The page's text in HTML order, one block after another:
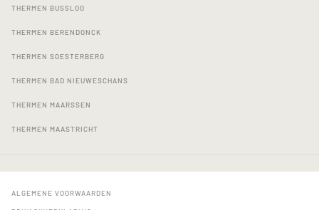
THERMEN BUSSLOO
THERMEN BERENDONCK
THERMEN SOESTERBERG
THERMEN BAD NIEUWESCHANS
THERMEN MAARSSEN
THERMEN MAASTRICHT
ALGEMENE VOORWAARDEN